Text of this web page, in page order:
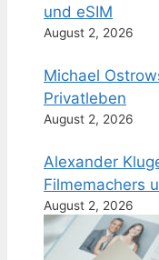
und eSIM
August 2, 2026
Michael
Privatleben
August 2, 2026
Alexander
Filmemachers
August 2, 2026